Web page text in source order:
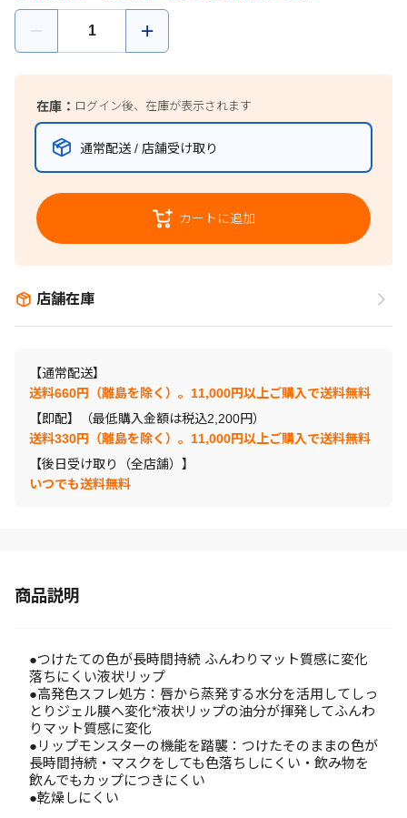
在庫： ログイン後、在庫が表示されます
通常配送 / 店舗受け取り
カートに追加
店舗在庫
【通常配送】
送料660円（離島を除く）。11,000円以上ご購入で送料無料
【即配】（最低購入金額は税込2,200円）
送料330円（離島を除く）。11,000円以上ご購入で送料無料
【後日受け取り（全店舗）】
いつでも送料無料
商品説明
●つけたての色が長時間持続 ふんわりマット質感に変化
落ちにくい液状リップ
●高発色スフレ処方：唇から蒸発する水分を活用してしっ
とりジェル膜へ変化*液状リップの油分が揮発してふんわ
りマット質感に変化
●リップモンスターの機能を踏襲：つけたそのままの色が
長時間持続・マスクをしても色落ちしにくい・飲み物を
飲んでもカップにつきにくい
●乾燥しにくい